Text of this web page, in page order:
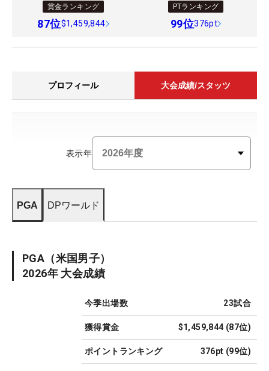
賞金ランキング
87位$1,459,844
PTランキング
99位376pt
プロフィール 大会成績/スタッツ
表示年
PGA DPワールド
PGA （米国男子）
2026年 大会成績
今季出場数 23試合
獲得賞金 $1,459,844 (87位)
ポイントランキング 376pt (99位)